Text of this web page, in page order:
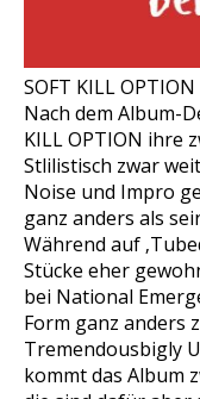
SOFT KILL
Nach dem Album-
KILL OPTION ihre
Stlilistisch zwar
Noise und Impro
ganz anders als
Während auf
Stücke eher
bei National
Form ganz anders
Tremendousbigly
kommt das Album